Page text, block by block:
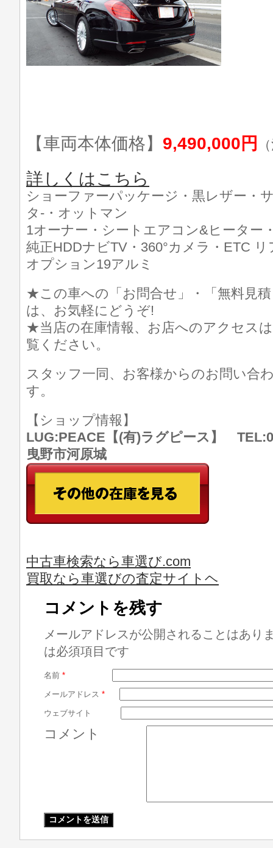
【車両本体価格】 9,490,000円
詳しくはこちら
ショーファーパッケージ・黒レザー・
タ-・オットマン
1オーナー・シートエアコン&ヒーター
純正HDDナビTV・360°カメラ・ETC
オプション19アルミ
★この車への「お問合せ」・「無料見
は、お気軽にどうぞ!
★当店の在庫情報、お店へのアクセス
覧ください。
スタッフ一同、お客様からのお問い合
す。
【ショップ情報】
LUG:PEACE【(有)ラグピース】
曳野市河原城
中古車検索なら車選び.com
買取なら車選びの査定サイトヘ
コメントを残す
メールアドレスが公開されることはあり
は必須項目です
名前 *
メールアドレス *
ウェブサイト
コメント